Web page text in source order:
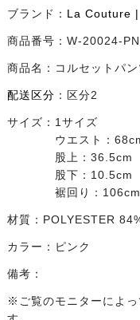
ブランド： La Couture |
商品番号： W-20024-
商品名： コルセットパン
配送区分 ： 区分2
サイズ： 1サイズ
ウエスト：
股上：36.5cm
股下：10.5cm
裾回り：106cm
材質： POLYESTER
カラー： ピンク
備考：
※ご覧のモニターによっ